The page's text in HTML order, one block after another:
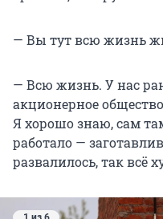
— Вы тут всю жизнь
— Всю жизнь. У нас
акционерное
Я хорошо знаю, сам
работало —
развалилось, так всё